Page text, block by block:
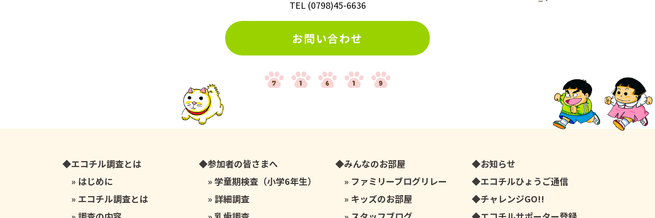
TEL (0798)45-6636
お問い合わせ
エコチル調査とは
はじめに
エコチル調査とは
参加者の皆さまへ
学童期検査（小学6年生）
詳細調査
みんなのお部屋
ファミリーブログリレー
キッズのお部屋
お知らせ
エコチルひょうご通信
チャレンジGO!!